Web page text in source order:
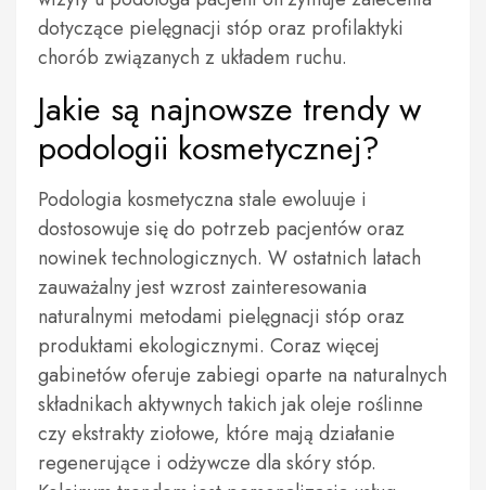
dotyczące pielęgnacji stóp oraz profilaktyki
chorób związanych z układem ruchu.
Jakie są najnowsze trendy w
podologii kosmetycznej?
Podologia kosmetyczna stale ewoluuje i
dostosowuje się do potrzeb pacjentów oraz
nowinek technologicznych. W ostatnich latach
zauważalny jest wzrost zainteresowania
naturalnymi metodami pielęgnacji stóp oraz
produktami ekologicznymi. Coraz więcej
gabinetów oferuje zabiegi oparte na naturalnych
składnikach aktywnych takich jak oleje roślinne
czy ekstrakty ziołowe, które mają działanie
regenerujące i odżywcze dla skóry stóp.